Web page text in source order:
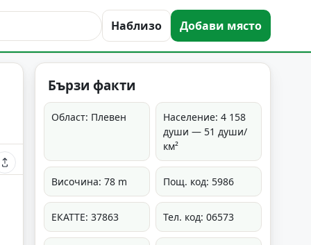
Наблизо Добави място
Бързи факти
Област: Плевен
Население: 4 158
души — 51 души/
км²
Височина: 78 m Пощ. код: 5986
ЕКАТТЕ: 37863 Тел. код: 06573